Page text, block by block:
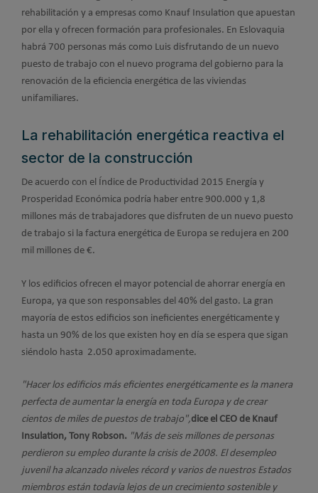
rehabilitación y a empresas como Knauf Insulation que apuestan
por ella y ofrecen formación para profesionales. En Eslovaquia
habrá 700 personas más como Luis disfrutando de un nuevo
puesto de trabajo con el nuevo programa del gobierno para la
renovación de la eficiencia energética de las viviendas
unifamiliares.
La rehabilitación energética reactiva el
sector de la construcción
De acuerdo con el Índice de Productividad 2015 Energía y
Prosperidad Económica podría haber entre 900.000 y 1,8
millones más de trabajadores que disfruten de un nuevo puesto
de trabajo si la factura energética de Europa se redujera en 200
mil millones de €.
Y los edificios ofrecen el mayor potencial de ahorrar energía en
Europa, ya que son responsables del 40% del gasto. La gran
mayoría de estos edificios son ineficientes energéticamente y
hasta un 90% de los que existen hoy en día se espera que sigan
siéndolo hasta 2.050 aproximadamente.
"Hacer los edificios más eficientes energéticamente es la manera
perfecta de aumentar la energía en toda Europa y de crear
cientos de miles de puestos de trabajo",dice el CEO de Knauf
Insulation, Tony Robson. "Más de seis millones de personas
perdieron su empleo durante la crisis de 2008. El desempleo
juvenil ha alcanzado niveles récord y varios de nuestros Estados
miembros están todavía lejos de un crecimiento sostenible y